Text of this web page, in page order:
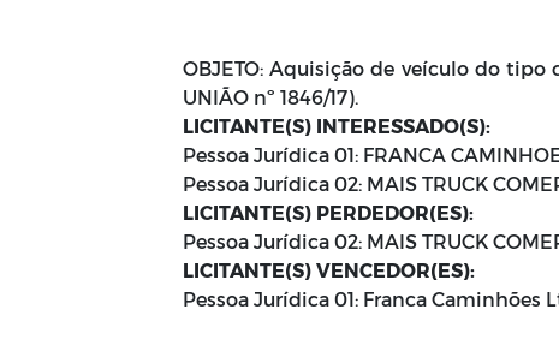
OBJETO: Aquisição de veículo do
UNIÃO nº 1846/17).
LICITANTE(S) INTERESSADO(S):
Pessoa Jurídica 01: FRANCA
Pessoa Jurídica 02: MAIS TRUCK
LICITANTE(S) PERDEDOR(ES):
Pessoa Jurídica 02: MAIS TRUCK
LICITANTE(S) VENCEDOR(ES):
Pessoa Jurídica 01: Franca Caminhões